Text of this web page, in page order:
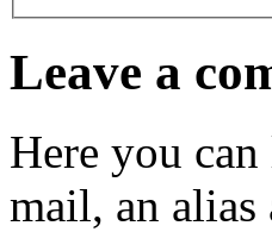
Leave a
Here you
mail, an alias